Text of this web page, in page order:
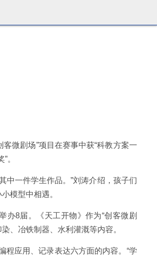
微剧场”项目在赛事中获“科教方案一
。
一件学生作品。”刘涛介绍，孩子们
模型中相遇。
办8届。《天工开物》作为“创客微剧
、冶铁制器、水利灌溉等内容。
程应用、记录表达六方面的内容。“学